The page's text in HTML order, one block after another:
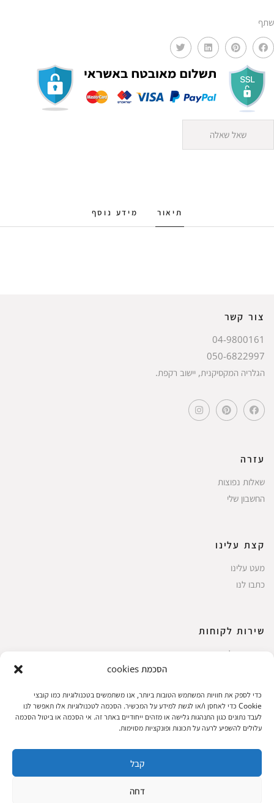
הסכמת cookies
כדי לספק את חוויות המשתמש הטובות ביותר, אנו משתמשים בטכנולוגיות כמו קובצי
Cookie כדי לאחסן ו/או לגשת למידע על המכשיר. הסכמה לטכנולוגיות אלו תאפשר לנו
לעבד נתונים כגון התנהגות גלישה או מזהים ייחודיים באתר זה. אי הסכמה או ביטול הסכמה
עלולים להשפיע לרעה על תכונות ופונקציות מסוימות.
קבל
דחה
שתף
שאל שאלה
תיאור מידע נוסף
צור קשר
04-9800161
050-6822997
הגלריה המקסיקנית, יישוב רקפת.
עזרה
שאלות נפוצות
החשבון שלי
קצת עלינו
מעט עלינו
כתבו לנו
שירות לקוחות
החשבון שלי
עגלת קניות
תקנון אתר